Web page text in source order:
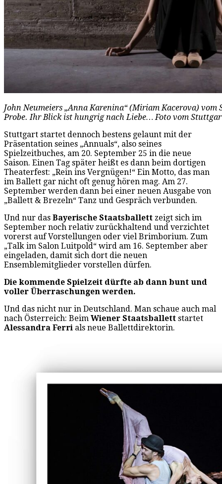
John Neumeiers „Anna Karenina“ (Miriam Kacerova)
Probe. Ihr Blick ist hungrig nach Liebe… Foto vom
Stuttgart startet dennoch bestens gelaunt mit der
Präsentation seines „Annuals“, also seines
Spielzeitbuches, am 20. September 25 in die neue
Saison. Einen Tag später heißt es dann beim dortigen
Theaterfest: „Rein ins Vergnügen!“ Ein Motto, das man
im Ballett gar nicht oft genug hören mag. Am 27.
September werden dann bei einer neuen Ausgabe von
„Ballett & Brezeln“ Tanz und Gespräch verbunden.
Und nur das Bayerische Staatsballett zeigt sich im
September noch relativ zurückhaltend und verzichtet
vorerst auf Vorstellungen oder viel Brimborium. Zum
„Talk im Salon Luitpold“ wird am 16. September aber
eingeladen, damit sich dort die neuen
Ensemblemitglieder vorstellen dürfen.
Die kommende Spielzeit dürfte ab dann bunt und
voller Überraschungen werden.
Und das nicht nur in Deutschland. Man schaue auch mal
nach Österreich: Beim Wiener Staatsballett startet
Alessandra Ferri als neue Ballettdirektorin.